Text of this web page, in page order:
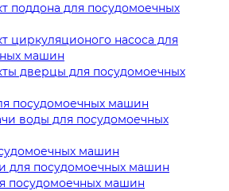
поддона для посудомоечных
циркуляционого насоса для
машин
дверцы для посудомоечных
посудомоечных машин
воды для посудомоечных
машин
для посудомоечных машин
посудомоечных машин